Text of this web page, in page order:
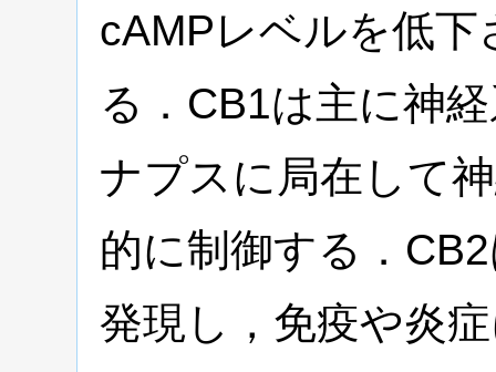
cAMPレベルを低下
る．CB1は主に神
ナプスに局在して
的に制御する．
発現し，免疫や炎